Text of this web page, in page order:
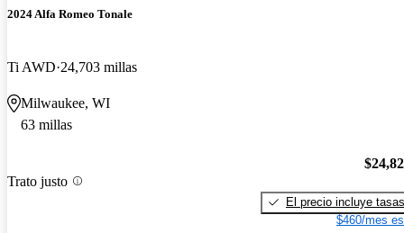
2024 Alfa Romeo Tonale
Ti AWD 24,703 millas
Milwaukee, WI
63 millas
Trato justo
El precio incluye tasas
$460/mes